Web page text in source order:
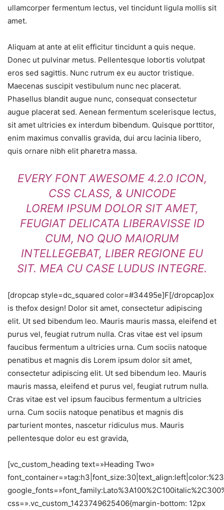
ullamcorper fermentum lectus, vel tincidunt ligula mollis sit
amet.
Aliquam at ante at elit efficitur tincidunt a quis neque.
Donec ut pulvinar metus. Pellentesque lobortis volutpat
eros sed sagittis. Nunc rutrum ex eu auctor tristique.
Maecenas suscipit vestibulum nunc nec placerat.
Phasellus blandit augue nunc, consequat consectetur
augue placerat sed. Aenean fermentum scelerisque lectus,
sit amet ultricies ex interdum bibendum. Quisque porttitor,
enim maximus convallis gravida, dui arcu lacinia libero,
quis ornare nibh elit pharetra massa.
EVERY FONT AWESOME 4.2.0 ICON,
CSS CLASS, & UNICODE
LOREM IPSUM DOLOR SIT AMET,
FEUGIAT DELICATA LIBERAVISSE ID
CUM, NO QUO MAIORUM
INTELLEGEBAT, LIBER REGIONE EU
SIT. MEA CU CASE LUDUS INTEGRE.
[dropcap style=dc_squared color=#34495e]F[/dropcap]ox
is thefox design! Dolor sit amet, consectetur adipiscing
elit. Ut sed bibendum leo. Mauris mauris massa, eleifend et
purus vel, feugiat rutrum nulla. Cras vitae est vel ipsum
faucibus fermentum a ultricies urna. Cum sociis natoque
penatibus et magnis dis Lorem ipsum dolor sit amet,
consectetur adipiscing elit. Ut sed bibendum leo. Mauris
mauris massa, eleifend et purus vel, feugiat rutrum nulla.
Cras vitae est vel ipsum faucibus fermentum a ultricies
urna. Cum sociis natoque penatibus et magnis dis
parturient montes, nascetur ridiculus mus. Mauris
pellentesque dolor eu est gravida,
[vc_custom_heading text=»Heading Two»
css=».vc_custom_1423749625406{margin-bottom: 12px